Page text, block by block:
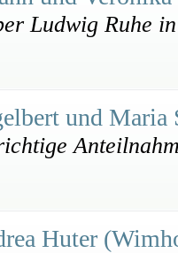
Ludwig Ruhe
und
Huter